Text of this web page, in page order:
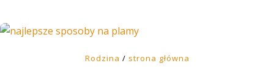
Rodzina / strona główna